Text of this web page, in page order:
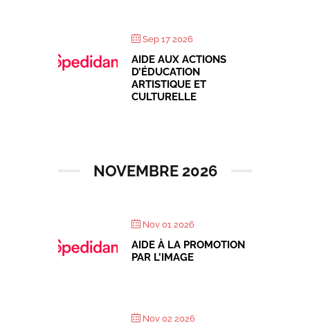
Sep 17 2026
AIDE AUX ACTIONS
D’ÉDUCATION
ARTISTIQUE ET
CULTURELLE
NOVEMBRE 2026
Nov 01 2026
AIDE À LA PROMOTION
PAR L’IMAGE
Nov 02 2026